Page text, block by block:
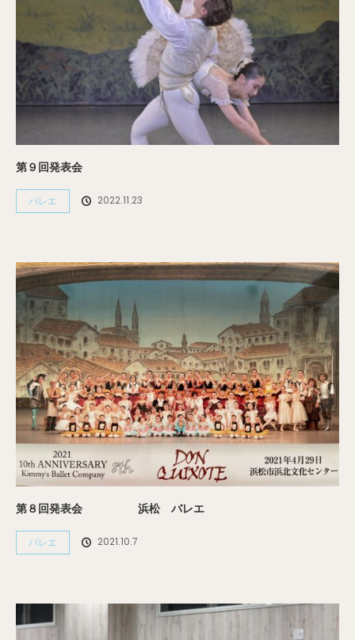
第９回発表会
バレエ 2022.11.23
第８回発表会 浜松 バレエ
バレエ 2021.10.7